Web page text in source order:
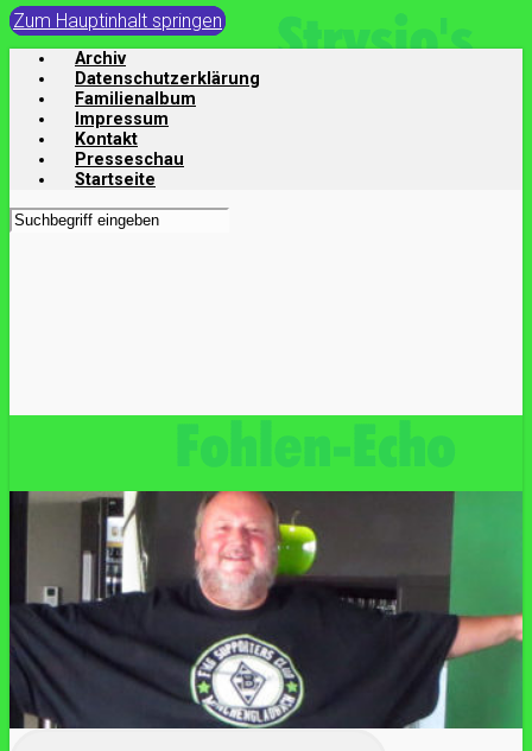
Zum Hauptinhalt springen
Archiv
Datenschutzerklärung
Familienalbum
Impressum
Kontakt
Presseschau
Startseite